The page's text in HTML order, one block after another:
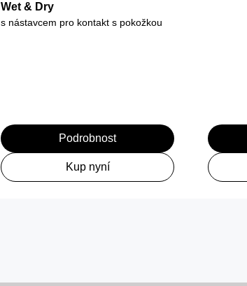
Wet & Dry
s nástavcem pro kontakt s pokožkou
Podrobnost
Kup nyní